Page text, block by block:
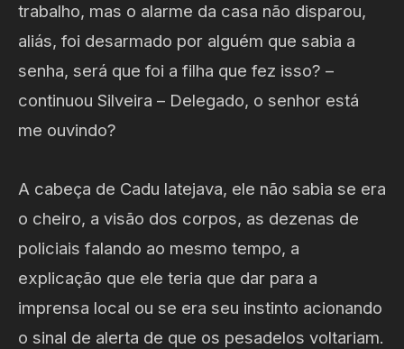
trabalho, mas o alarme da casa não disparou,
aliás, foi desarmado por alguém que sabia a
senha, será que foi a filha que fez isso? –
continuou Silveira – Delegado, o senhor está
me ouvindo?
A cabeça de Cadu latejava, ele não sabia se era
o cheiro, a visão dos corpos, as dezenas de
policiais falando ao mesmo tempo, a
explicação que ele teria que dar para a
imprensa local ou se era seu instinto acionando
o sinal de alerta de que os pesadelos voltariam.